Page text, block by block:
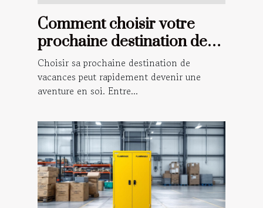
Comment choisir votre
prochaine destination de
vacances ?
Choisir sa prochaine destination de
vacances peut rapidement devenir une
aventure en soi. Entre...